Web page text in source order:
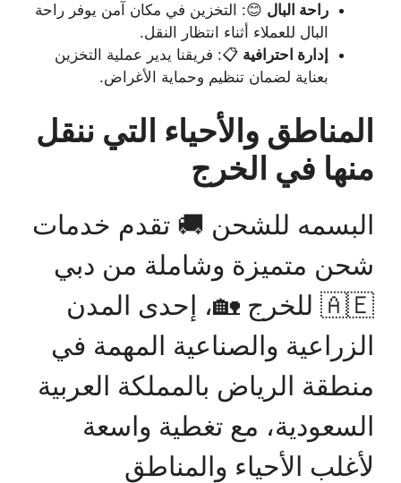
راحة البال 😊: التخزين في مكان آمن يوفر راحة
البال للعملاء أثناء انتظار النقل.
إدارة احترافية 📋: فريقنا يدير عملية التخزين
بعناية لضمان تنظيم وحماية الأغراض.
المناطق والأحياء التي ننقل
منها في الخرج
البسمه للشحن 🚚 تقدم خدمات
شحن متميزة وشاملة من دبي
🇦🇪 للخرج 🏡، إحدى المدن
الزراعية والصناعية المهمة في
منطقة الرياض بالمملكة العربية
السعودية، مع تغطية واسعة
لأغلب الأحياء والمناطق